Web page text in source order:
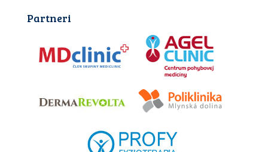
Partneri